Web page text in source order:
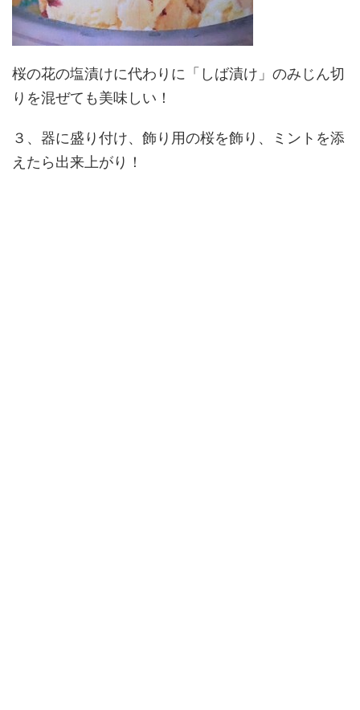
桜の花の塩漬けに代わりに「しば漬け」のみじん切
りを混ぜても美味しい！
３、器に盛り付け、飾り用の桜を飾り、ミントを添
えたら出来上がり！